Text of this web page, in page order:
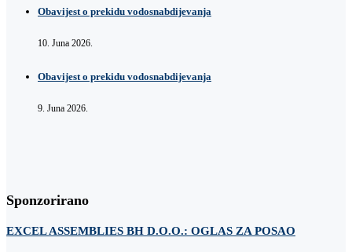
Obavijest o prekidu vodosnabdijevanja
10. Juna 2026.
Obavijest o prekidu vodosnabdijevanja
9. Juna 2026.
Sponzorirano
EXCEL ASSEMBLIES BH D.O.O.: OGLAS ZA POSAO